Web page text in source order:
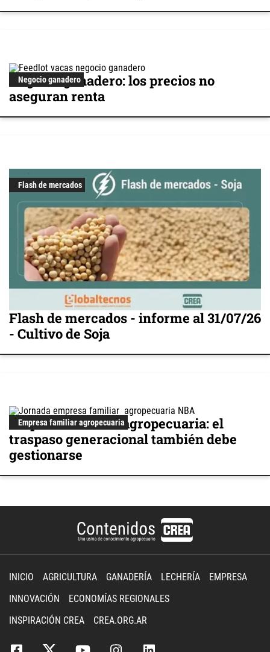
Negocio ganadero
Negocio ganadero: los precios no
aseguran renta
Flash de mercados
Flash de mercados - informe al 31/07/26
- Cultivo de Soja
Empresa familiar agropecuaria
Empresa familiar agropecuaria: el
traspaso generacional también debe
gestionarse
INICIO AGRICULTURA GANADERÍA LECHERÍA
EMPRESA
INNOVACIÓN
ECONOMÍAS REGIONALES
INSPIRACIÓN CREA
CREA.ORG.AR